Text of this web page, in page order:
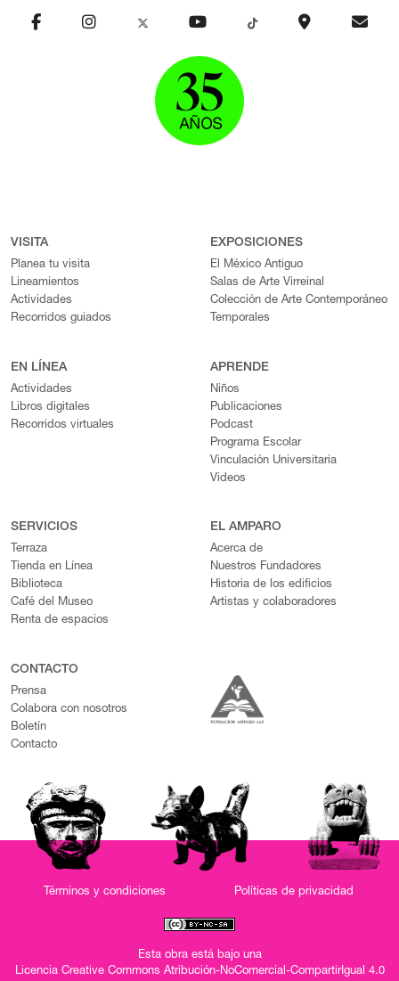
VISITA
Planea tu visita
Lineamientos
Actividades
Recorridos guiados
EXPOSICIONES
El México Antiguo
Salas de Arte Virreinal
Colección de Arte Contemporáneo
Temporales
EN LÍNEA
Actividades
Libros digitales
Recorridos virtuales
APRENDE
Niños
Publicaciones
Podcast
Programa Escolar
Vinculación Universitaria
Videos
SERVICIOS
Terraza
Tienda en Línea
Biblioteca
Café del Museo
Renta de espacios
EL AMPARO
Acerca de
Nuestros Fundadores
Historia de los edificios
Artistas y colaboradores
CONTACTO
Prensa
Colabora con nosotros
Boletín
Contacto
Términos y condiciones Políticas de privacidad
Esta obra está bajo una
Licencia Creative Commons Atribución-NoComercial-CompartirIgual 4.0